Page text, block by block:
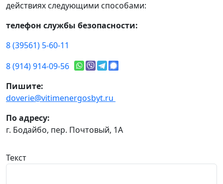
действиях следующими способами:
телефон службы безопасности:
8 (39561) 5-60-11
8 (914) 914-09-56
Пишите:
doverie@vitimenergosbyt.ru
По адресу:
г. Бодайбо, пер. Почтовый, 1А
Текст